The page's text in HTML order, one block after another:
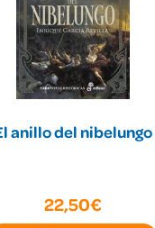
anillo del nibelungo
22,50€